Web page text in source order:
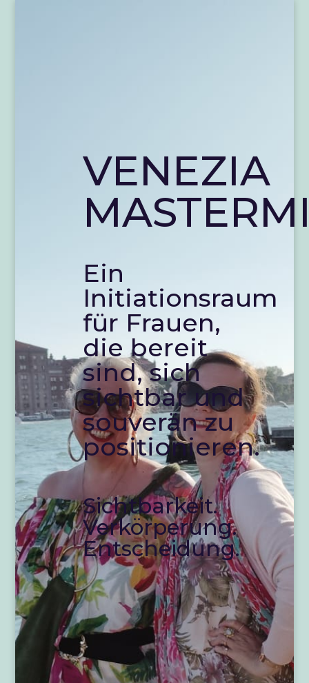
VENEZIA
Ein
Initiationsraum
für Frauen,
die bereit
sind, sich
sichtbar und
souverän zu
positionieren.
Sichtbarkeit.
Verkörperung.
Entscheidung.